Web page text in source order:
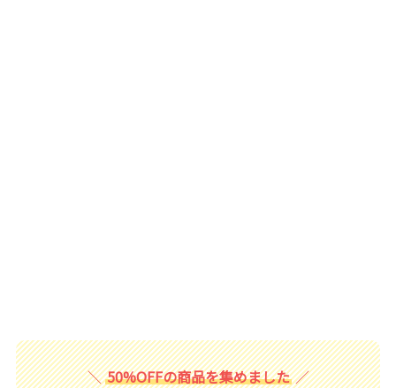
50%OFFの商品を集めました